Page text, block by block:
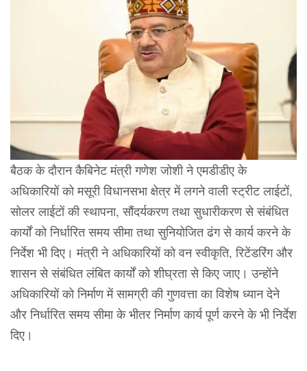
बैठक के दौरान कैबिनेट मंत्री गणेश जोशी ने एमडीडीए के
अधिकारियों को मसूरी विधानसभा क्षेत्र में लगने वाली स्ट्रीट लाईटों,
सोलर लाईटों की स्थापना, सौंदर्यकरण तथा सुधारीकरण से संबंधित
कार्यों को निर्धारित समय सीमा तथा सुनियोजित ढंग से कार्य करने के
निर्देश भी दिए। मंत्री ने अधिकारियों को वन स्वीकृति, रिटेंडरिंग और
शासन से संबंधित लंबित कार्यों को शीघ्रता से किए जाए। उन्होंने
अधिकारियों को निर्माण में सामग्री की गुणवत्ता का विशेष ध्यान देने
और निर्धारित समय सीमा के भीतर निर्माण कार्य पूर्ण करने के भी निर्देश
दिए।